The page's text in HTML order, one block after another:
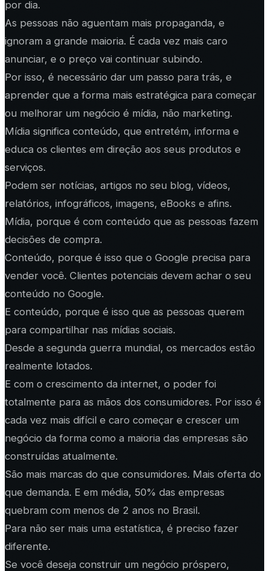
por dia.
As pessoas não aguentam mais propaganda, e
ignoram a grande maioria. É cada vez mais caro
anunciar, e o preço vai continuar subindo.
Por isso, é necessário dar um passo para trás, e
aprender que a forma mais estratégica para começar
ou melhorar um negócio é mídia, não marketing.
Mídia significa conteúdo, que entretém, informa e
educa os clientes em direção aos seus produtos e
serviços.
Podem ser notícias, artigos no seu blog, vídeos,
relatórios, infográficos, imagens, eBooks e afins.
Mídia, porque é com conteúdo que as pessoas fazem
decisões de compra.
Conteúdo, porque é isso que o Google precisa para
vender você. Clientes potenciais devem achar o seu
conteúdo no Google.
E conteúdo, porque é isso que as pessoas querem
para compartilhar nas mídias sociais.
Desde a segunda guerra mundial, os mercados estão
realmente lotados.
E com o crescimento da internet, o poder foi
totalmente para as mãos dos consumidores. Por isso é
cada vez mais difícil e caro começar e crescer um
negócio da forma como a maioria das empresas são
construídas atualmente.
São mais marcas do que consumidores. Mais oferta do
que demanda. E em média, 50% das empresas
quebram com menos de 2 anos no Brasil.
Para não ser mais uma estatística, é preciso fazer
diferente.
Se você deseja construir um negócio próspero,